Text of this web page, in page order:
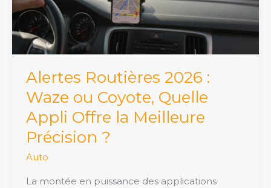
Alertes Routières 2026 :
Waze ou Coyote, Quelle
Appli Offre la Meilleure
Précision ?
Auto
La montée en puissance des applications
Coyote,
Quelle
Appli
Offre
Meilleure
Précision